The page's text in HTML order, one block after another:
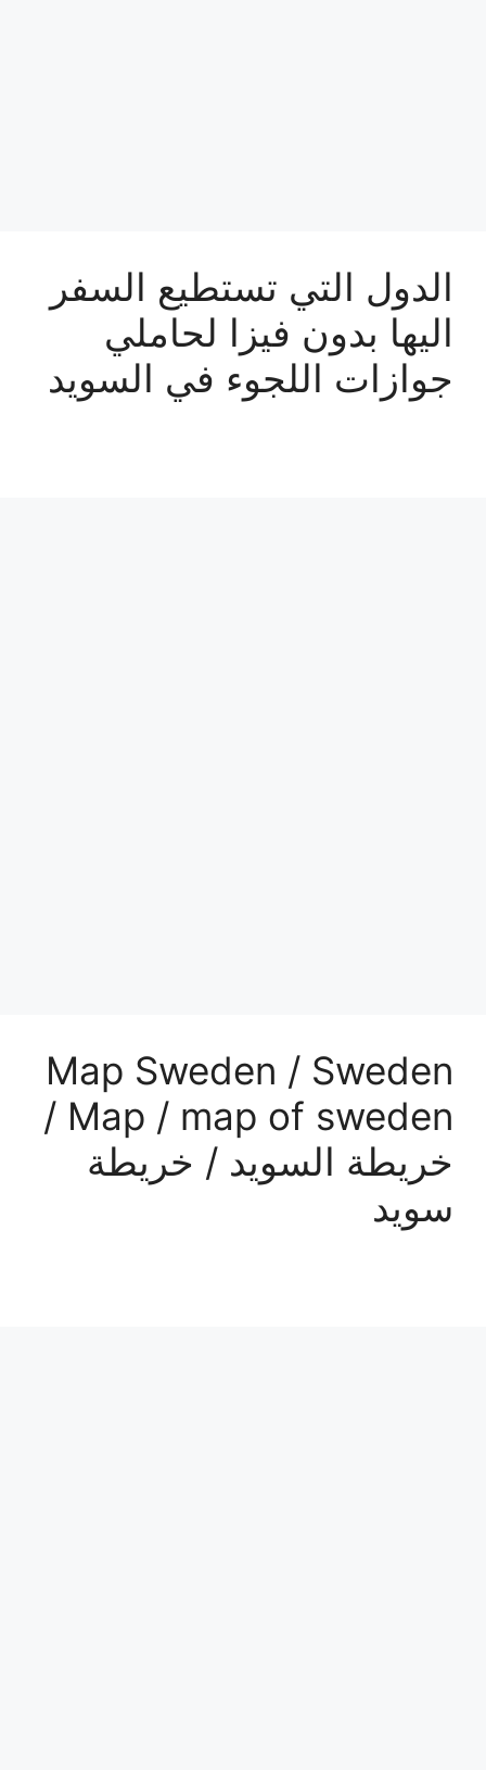
الدول التي تستطيع السفر
اليها بدون فيزا لحاملي
جوازات اللجوء في السويد
Map Sweden / Sweden
Map / map of sweden /
خريطة السويد / خريطة
سويد